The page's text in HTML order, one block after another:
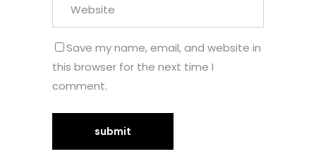
Save my name, email, and website in
this browser for the next time I
comment.